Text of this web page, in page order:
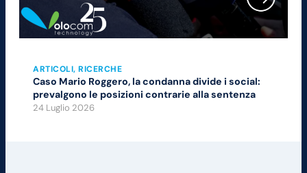
ARTICOLI, RICERCHE
Caso Mario Roggero, la condanna divide i social:
prevalgono le posizioni contrarie alla sentenza
24 Luglio 2026